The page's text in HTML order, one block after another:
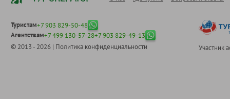
Туристам+7 903 829-50-48
Агентствам+7 499 130-57-28+7 903 829-49-13
© 2013 - 2026 | Политика конфиденциальности Участник